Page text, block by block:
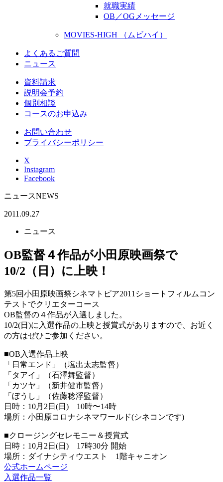
就職実績
OB／OGメッセージ
MOVIES-HIGH （ムビハイ）
よくあるご質問
ニュース
資料請求
説明会予約
個別相談
コースのお申込み
お問い合わせ
プライバシーポリシー
X
Instagram
Facebook
ニュースNEWS
2011.09.27
ニュース
OB監督４作品が小田原映画祭で
10/2（日）に上映！
第5回小田原映画祭シネマトピア2011ショートフィルムコン
テストでクリエターコース
OB監督の４作品が入選しました。
10/2(日)に入選作品の上映と授賞式がありますので、お近く
の方はぜひご参加ください。
■OB入選作品上映
「日常エンド」（塩出太志監督）
「タアイ」（石澤舞監督）
「カツヤ」（新井健市監督）
「ぼうし」（佐藤稔浮監督）
日時：10月2日(日) 10時〜14時
場所：小田原コロナシネマワールド(シネコンです)
■クロージングセレモニー＆授賞式
日時：10月2日(日) 17時30分 開始
場所：ダイナシティウエスト 1階キャニオン
公式ホームページ
入選作品一覧